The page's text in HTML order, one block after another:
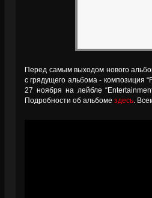
Перед самым выходом нового
с грядущего альбома - композиция
27 ноября на лейбле
Подробности об альбоме здесь.